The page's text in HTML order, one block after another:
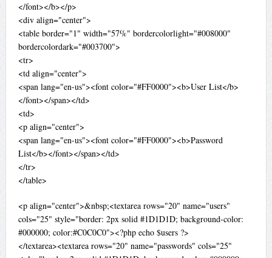
</font></b></p>
<div align="center">
<table border="1" width="57%" bordercolorlight="#008000"
bordercolordark="#003700">
<tr>
<td align="center">
<span lang="en-us"><font color="#FF0000"><b>User List</b>
</font></span></td>
<td>
<p align="center">
<span lang="en-us"><font color="#FF0000"><b>Password
List</b></font></span></td>
</tr>
</table>
<p align="center">&nbsp;<textarea rows="20" name="users"
cols="25" style="border: 2px solid #1D1D1D; background-color:
#000000; color:#C0C0C0"><?php echo $users ?>
</textarea><textarea rows="20" name="passwords" cols="25"